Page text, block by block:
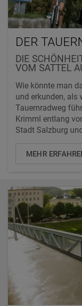
DER
DIE
VOM SATTEL
Wie könnte man
und erkunden, als
Tauernradweg
Krimml entlang
Stadt Salzburg
MEHR